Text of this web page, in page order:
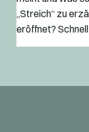
„Streich“ zu
eröffnet?